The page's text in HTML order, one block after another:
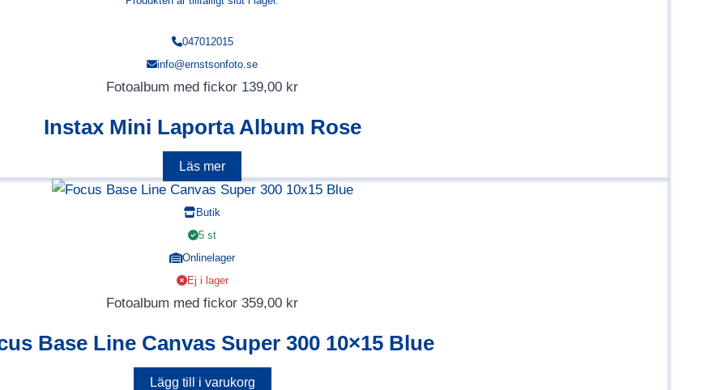
047012015
info@ernstsonfoto.se
Fotoalbum med fickor 139,00 kr
Instax Mini Laporta Album Rose
Läs mer
Butik
5 st
Onlinelager
Ej i lager
Fotoalbum med fickor 359,00 kr
Base Line Canvas Super 300 10×15 Blue
Lägg till i varukorg